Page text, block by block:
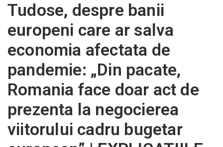
g
l
e
n
a
a
–
d
e
b
r
a
i
l
a
.
r
o
Tudose, despre banii
europeni care ar salva
economia afectata de
pandemie: „Din pacate,
Romania face doar act de
prezenta la negocierea
viitorului cadru bugetar